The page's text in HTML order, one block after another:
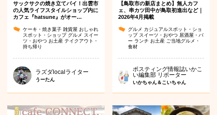
サックサクの焼き立てパイ！出雲市
の人気ライフスタイルショップ内に
カフェ『hatsune』がオー…
ケーキ・焼き菓子 雑貨屋 おしゃれ
スポット・ショップ グルメ スイー
ツ・おやつ お土産 テイクアウト・
持ち帰り
ラズダlocalライター
うーたん
【鳥取市の新店まとめ】無人カフ
ェ、串カツ田中が鳥取初進出など｜
2026年4月掲載
グルメ カジュアルスポット・ショ
ップ スイーツ・おやつ 居酒屋・バ
ー ランチ お土産 ご当地グルメ・
食材
ポスティング情報誌いかこ
い編集部 リポーター
いかちゃん＆こいちゃん